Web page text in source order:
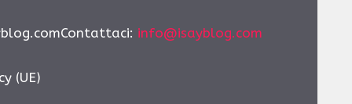
: info@isayblog.com
(UE)